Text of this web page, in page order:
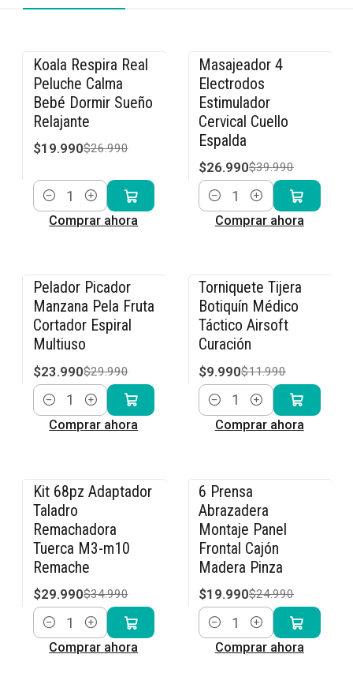
-26% OFF
Koala Respira Real
Peluche Calma
Bebé Dormir Sueño
Relajante
$19.990$26.990
Cantidad
Comprar ahora
-33% OFF
Masajeador 4
Electrodos
Estimulador
Cervical Cuello
Espalda
$26.990$39.990
Cantidad
Comprar ahora
-20% OFF
Pelador Picador
Manzana Pela Fruta
Cortador Espiral
Multiuso
$23.990$29.990
Cantidad
Comprar ahora
-17% OFF
Torniquete Tijera
Botiquín Médico
Táctico Airsoft
Curación
$9.990$11.990
Cantidad
Comprar ahora
-14% OFF
Kit 68pz Adaptador
Taladro
Remachadora
Tuerca M3-m10
Remache
$29.990$34.990
Cantidad
Comprar ahora
-20% OFF
6 Prensa
Abrazadera
Montaje Panel
Frontal Cajón
Madera Pinza
$19.990$24.990
Cantidad
Comprar ahora